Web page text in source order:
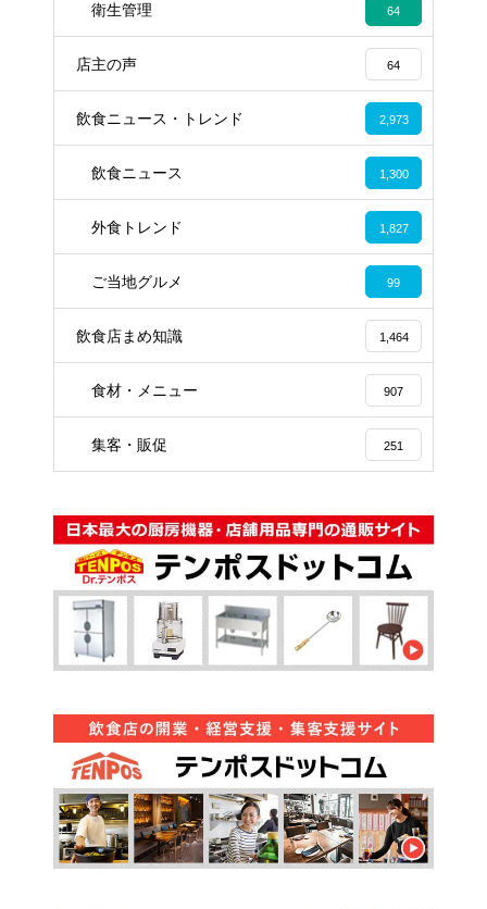
衛生管理 64
店主の声 64
飲食ニュース・トレンド 2,973
飲食ニュース 1,300
外食トレンド 1,827
ご当地グルメ 99
飲食店まめ知識 1,464
食材・メニュー 907
集客・販促 251